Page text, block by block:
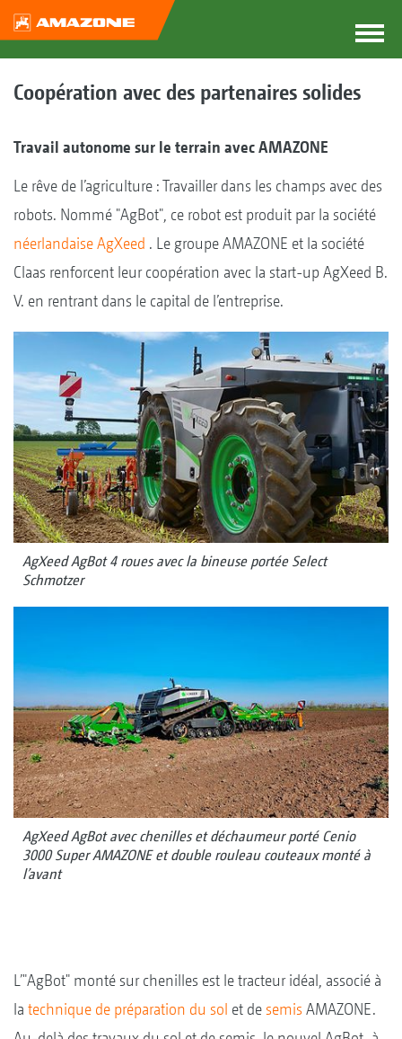
Coopération avec des partenaires solides
Travail autonome sur le terrain avec AMAZONE
Le rêve de l’agriculture : Travailler dans les champs avec des
robots. Nommé "AgBot", ce robot est produit par la société
néerlandaise AgXeed . Le groupe AMAZONE et la société
Claas renforcent leur coopération avec la start-up AgXeed B.
V. en rentrant dans le capital de l’entreprise.
AgXeed AgBot 4 roues avec la bineuse portée Select
Schmotzer
AgXeed AgBot avec chenilles et déchaumeur porté Cenio
3000 Super AMAZONE et double rouleau couteaux monté à
l’avant
L’"AgBot" monté sur chenilles est le tracteur idéal, associé à
la technique de préparation du sol et desemisAMAZONE.